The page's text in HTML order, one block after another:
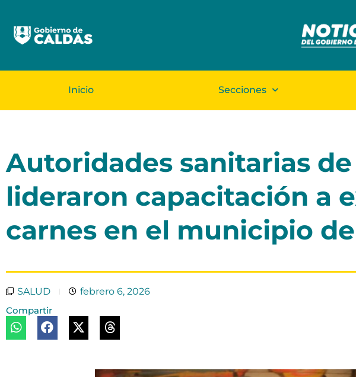
Inicio Secciones
Autoridades sanitarias de
lideraron capacitación a
carnes en el municipio
SALUD
febrero 6, 2026
Compartir